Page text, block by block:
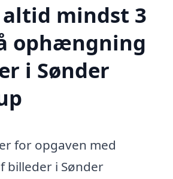
mindst 3
ophængning
i Sønder
for opgaven med
billeder i Sønder